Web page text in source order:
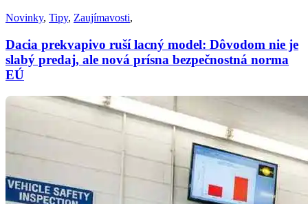
Novinky, Tipy, Zaujímavosti,
Dacia prekvapivo ruší lacný model: Dôvodom nie je
slabý predaj, ale nová prísna bezpečnostná norma
EÚ